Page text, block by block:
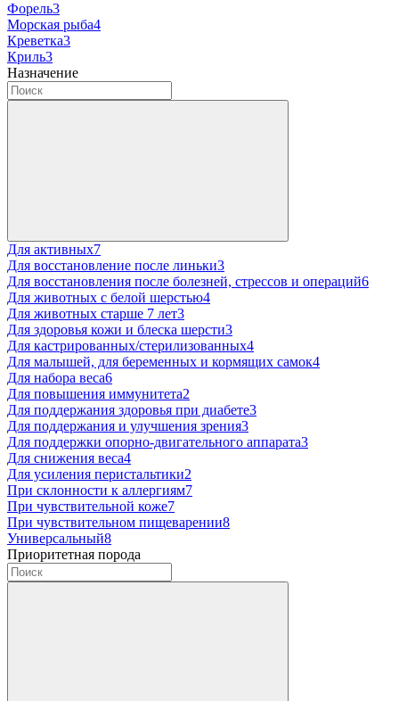
Форель3
Морская рыба4
Креветка3
Криль3
Назначение
Для активных7
Для восстановление после линьки3
Для восстановления после болезней, стрессов и операций6
Для животных с белой шерстью4
Для животных старше 7 лет3
Для здоровья кожи и блеска шерсти3
Для кастрированных/стерилизованных4
Для малышей, для беременных и кормящих самок4
Для набора веса6
Для повышения иммунитета2
Для поддержания здоровья при диабете3
Для поддержания и улучшения зрения3
Для поддержки опорно-двигательного аппарата3
Для снижения веса4
Для усиления перистальтики2
При склонности к аллергиям7
При чувствительной коже7
При чувствительном пищеварении8
Универсальный8
Приоритетная порода